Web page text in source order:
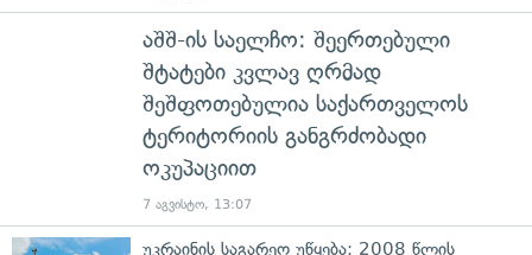
აშშ-ის საელჩო: შეერთებული
შტატები კვლავ ღრმად
შეშფოთებულია საქართველოს
ტერიტორიის განგრძობადი
ოკუპაციით
7 აგვისტო, 13:07
უკრაინის საგარეო უწყება: 2008 წლის